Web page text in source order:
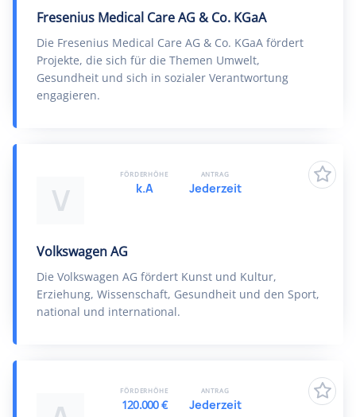
Fresenius Medical Care AG & Co. KGaA
Die Fresenius Medical Care AG & Co. KGaA fördert
Projekte, die sich für die Themen Umwelt,
Gesundheit und sich in sozialer Verantwortung
engagieren.
V
Volkswagen AG
Die Volkswagen AG fördert Kunst und Kultur,
Erziehung, Wissenschaft, Gesundheit und den Sport,
national und international.
FÖRDERHÖHE
k.A
ANTRAG
Jederzeit
FÖRDERHÖHE
120.000 €
ANTRAG
Jederzeit